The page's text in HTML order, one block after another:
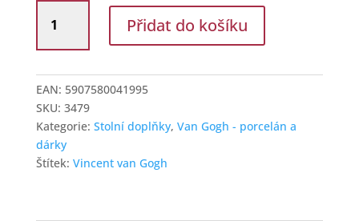
miska
na
čajového
sáčku
Van
Gogh
–
Přidat do košíku
EAN: 5907580041995
SKU: 3479
Kategorie: Stolní doplňky, Van Gogh - porcelán a
dárky
Štítek: Vincent van Gogh